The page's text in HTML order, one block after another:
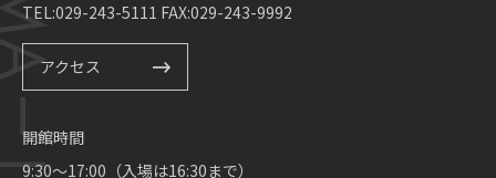
TEL:029-243-5111 FAX:029-243-9992
アクセス
開館時間
9:30～17:00（入場は16:30まで）